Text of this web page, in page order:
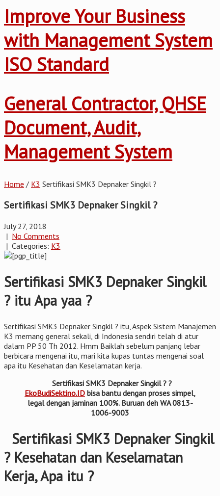
Improve Your Business
with Management System
ISO Standard
General Contractor, QHSE
Document, Audit,
Management System
Home / K3 Sertifikasi SMK3 Depnaker Singkil ?
Sertifikasi SMK3 Depnaker Singkil ?
July 27, 2018
| No Comments
| Categories: K3
Sertifikasi SMK3 Depnaker Singkil
? itu Apa yaa ?
Sertifikasi SMK3 Depnaker Singkil ? itu, Aspek Sistem Manajemen
K3 memang general sekali, di Indonesia sendiri telah di atur
dalam PP 50 Th 2012. Hmm Baiklah sebelum panjang lebar
berbicara mengenai itu, mari kita kupas tuntas mengenai soal
apa itu Kesehatan dan Keselamatan kerja.
Sertifikasi SMK3 Depnaker Singkil ? ?
EkoBudiSektino.ID bisa bantu dengan proses simpel,
legal dengan jaminan 100%. Buruan deh WA 0813-
1006-9003
Sertifikasi SMK3 Depnaker Singkil
? Kesehatan dan Keselamatan
Kerja, Apa itu ?